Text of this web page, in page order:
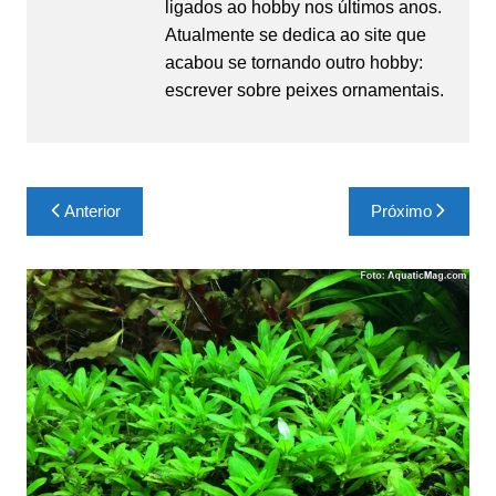
ligados ao hobby nos últimos anos.
Atualmente se dedica ao site que
acabou se tornando outro hobby:
escrever sobre peixes ornamentais.
Navegação
de
Post
Anterior Próximo